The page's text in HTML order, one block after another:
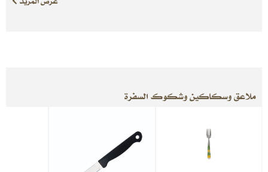
ملاعق وسكاكين وشكوك السفرة